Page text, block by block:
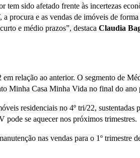
sido afetado frente às incertezas
e as vendas de imóveis de
e médio prazos”, destaca Claudia
relação ao anterior. O segmento de
Minha Casa Minha Vida no final do ano
residenciais no 4º tri/22,
pode se aquecer nos próximos trimestres.
nas vendas para o 1º trimestre